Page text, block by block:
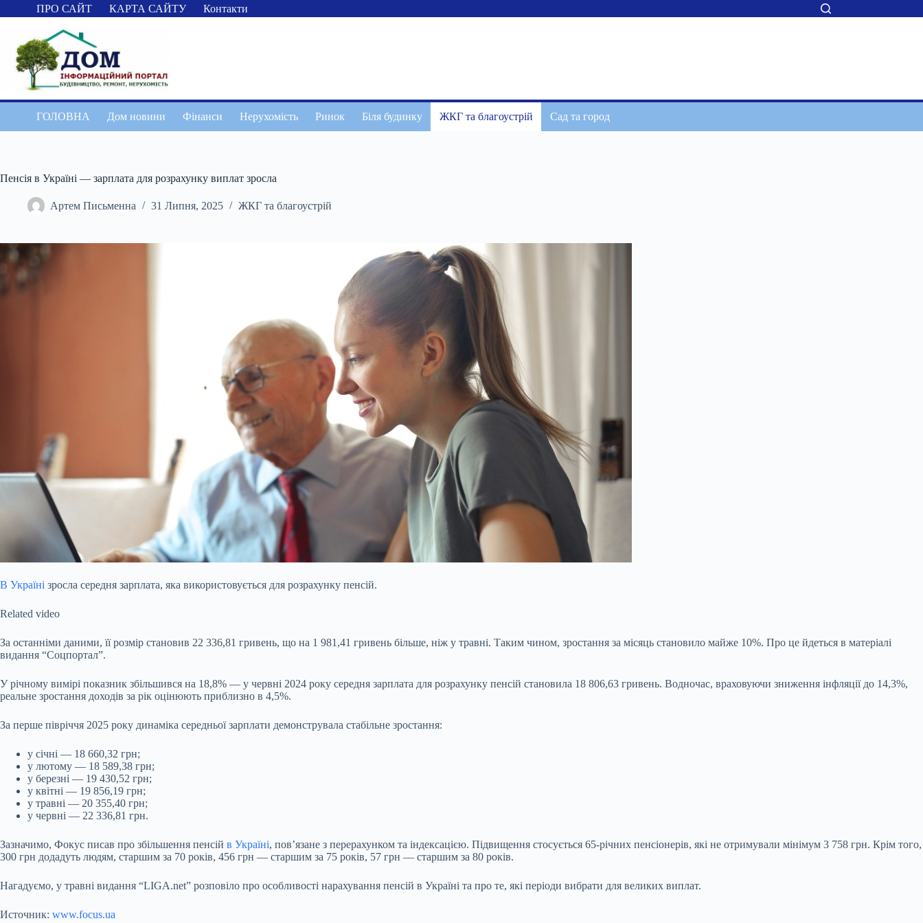
Перейти
до
ПРО САЙТ КАРТА САЙТУ Контакти
ГОЛОВНА Дом новини Фінанси Нерухомість Ринок Біля будинку ЖКГ та благоустрій Сад та город
Пенсія в Україні — зарплата для розрахунку виплат зросла
Артем Письменна 31 Липня, 2025 ЖКГ та благоустрій
В Україні зросла середня зарплата, яка використовується для розрахунку пенсій.
Related video
За останніми даними, її розмір становив 22 336,81 гривень, що на 1 981,41 гривень більше, ніж у травні. Таким чином, зростання за місяць становило майже 10%. Про це йдеться в матеріалі
видання “Соцпортал”.
У річному вимірі показник збільшився на 18,8% — у червні 2024 року середня зарплата для розрахунку пенсій становила 18 806,63 гривень. Водночас, враховуючи зниження інфляції до 14,3%,
реальне зростання доходів за рік оцінюють приблизно в 4,5%.
За перше півріччя 2025 року динаміка середньої зарплати демонструвала стабільне зростання:
у січні — 18 660,32 грн;
у лютому — 18 589,38 грн;
у березні — 19 430,52 грн;
у квітні — 19 856,19 грн;
у травні — 20 355,40 грн;
у червні — 22 336,81 грн.
Зазначимо, Фокус писав про збільшення пенсій в Україні, пов’язане з перерахунком та індексацією. Підвищення стосується 65-річних пенсіонерів, які не отримували мінімум 3 758 грн. Крім того,
300 грн додадуть людям, старшим за 70 років, 456 грн — старшим за 75 років, 57 грн — старшим за 80 років.
Нагадуємо, у травні видання “LIGA.net” розповіло про особливості нарахування пенсій в Україні та про те, які періоди вибрати для великих виплат.
Источник: www.focus.ua